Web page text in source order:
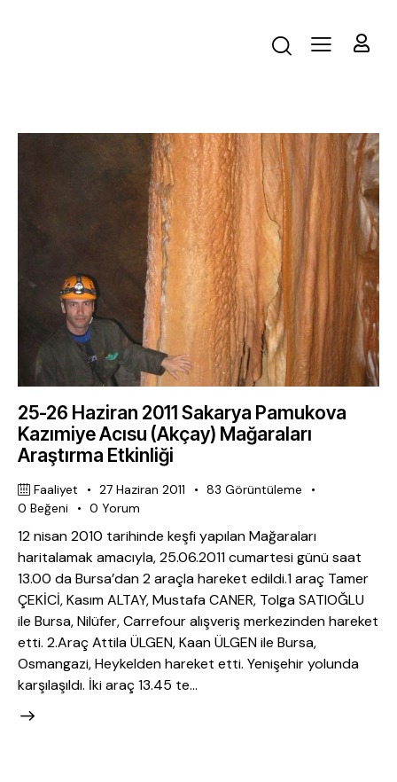
25-26 Haziran 2011 Sakarya Pamukova
Kazımiye Acısu (Akçay) Mağaraları
Araştırma Etkinliği
Faaliyet 27 Haziran 2011 83 Görüntüleme
0 Beğeni 0 Yorum
12 nisan 2010 tarihinde keşfi yapılan Mağaraları
haritalamak amacıyla, 25.06.2011 cumartesi günü saat
13.00 da Bursa’dan 2 araçla hareket edildi.1 araç Tamer
ÇEKİCİ, Kasım ALTAY, Mustafa CANER, Tolga SATIOĞLU
ile Bursa, Nilüfer, Carrefour alışveriş merkezinden hareket
etti. 2.Araç Attila ÜLGEN, Kaan ÜLGEN ile Bursa,
Osmangazi, Heykelden hareket etti. Yenişehir yolunda
karşılaşıldı. İki araç 13.45 te…